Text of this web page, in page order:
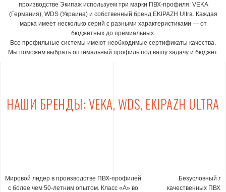
производстве Экипаж используем три марки ПВХ-профиля: VEKA
(Германия), WDS(Украина) и собственный бренд EKIPAZH Ultra. Каждая
марка имеет несколько серий с разными характеристиками — от
бюджетных до премиальных.
Все профильные системы имеют необходимые сертификаты качества.
Мы поможем выбрать оптимальный профиль под вашу задачу и бюджет.
НАШИ БРЕНДЫ: VEKA, WDS, EKIPAZH ULTRA
Мировой лидер в производстве ПВХ-профилей
с более чем 50-летним опытом. Класс «А» во
Безусловный
качественных ПВХ